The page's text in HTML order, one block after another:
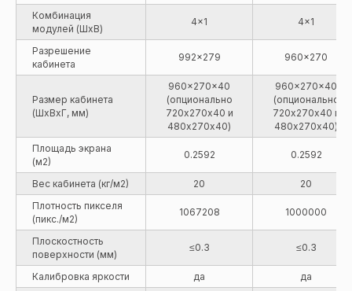
Комбинация
модулей (ШxВ)
4x1 4x1
Разрешение
кабинета
992x279 960x270
Размер кабинета
(ШxВxГ, мм)
960x270x40
(опционально
720х270х40 и
480х270х40)
960x270x40
(опционально
720х270х40 и
480х270х40)
Площадь экрана
(м2)
0.2592 0.2592
Вес кабинета (кг/м2) 20
20
Плотность пикселя
(пикс./м2)
1067208 1000000
Плоскостность
поверхности (мм)
≤0.3 ≤0.3
Калибровка яркости да
да